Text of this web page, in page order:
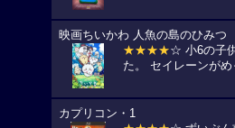
映画ちいかわ 人魚の島のひみつ
★★★★☆ 小6の子
た。 セイレーンが
カプリコン・1